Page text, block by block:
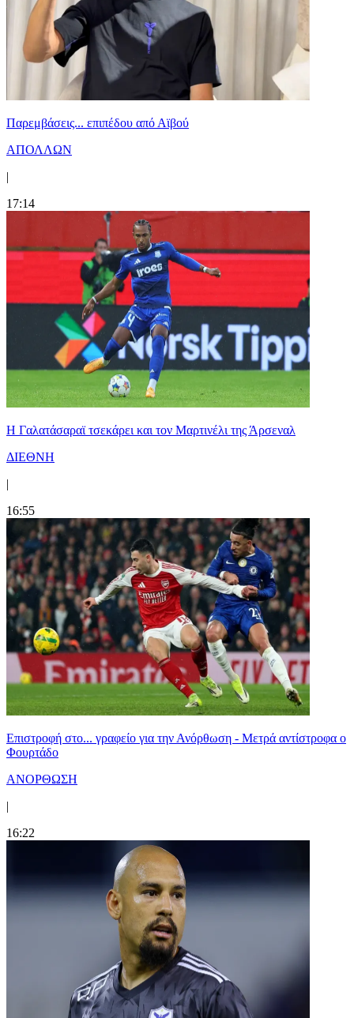
Παρεμβάσεις... επιπέδου από Αϊβού
ΑΠΟΛΛΩΝ
|
17:14
H Γαλατάσαραϊ τσεκάρει και τον Μαρτινέλι της Άρσεναλ
ΔΙΕΘΝΗ
|
16:55
Επιστροφή στο... γραφείο για την Ανόρθωση - Μετρά αντίστροφα ο
Φουρτάδο
ΑΝΟΡΘΩΣΗ
|
16:22